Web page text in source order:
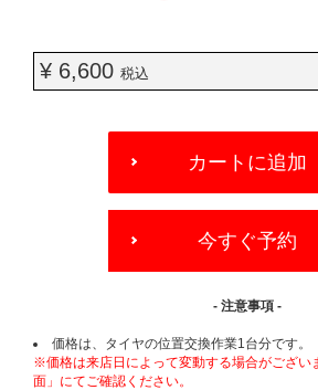
¥ 6,600 税込
OPTIONS
カートに追加
今すぐ予約
- 注意事項 -
価格は、タイヤの位置交換作業1台分です。
※価格は来店日によって変動する場合がござい
面」にてご確認ください。